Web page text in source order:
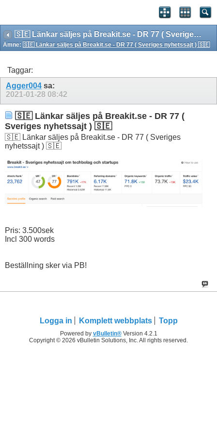
🇸🇪 Länkar säljes på Breakit.se - DR 77 ( Sveriges nyhetssajt ) 🇸🇪
Ämne: 🇸🇪 Länkar säljes på Breakit.se - DR 77 ( Sveriges nyhetssajt ) 🇸🇪
Taggar:
Agger004 sa:
2021-01-28 08:42
🇸🇪 Länkar säljes på Breakit.se - DR 77 (
Sveriges nyhetssajt ) 🇸🇪
🇸🇪 Länkar säljes på Breakit.se - DR 77 ( Sveriges
nyhetssajt ) 🇸🇪
Pris: 3.500sek
Incl 300 words
Beställning sker via PB!
Logga in Komplett webbplats Topp
Powered by vBulletin®Version 4.2.1
Copyright © 2026 vBulletin Solutions, Inc. All rights reserved.